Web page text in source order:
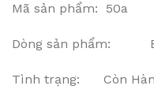
Mã sản phẩm: 50a
Dòng sản phẩm:
Tình trạng: Còn